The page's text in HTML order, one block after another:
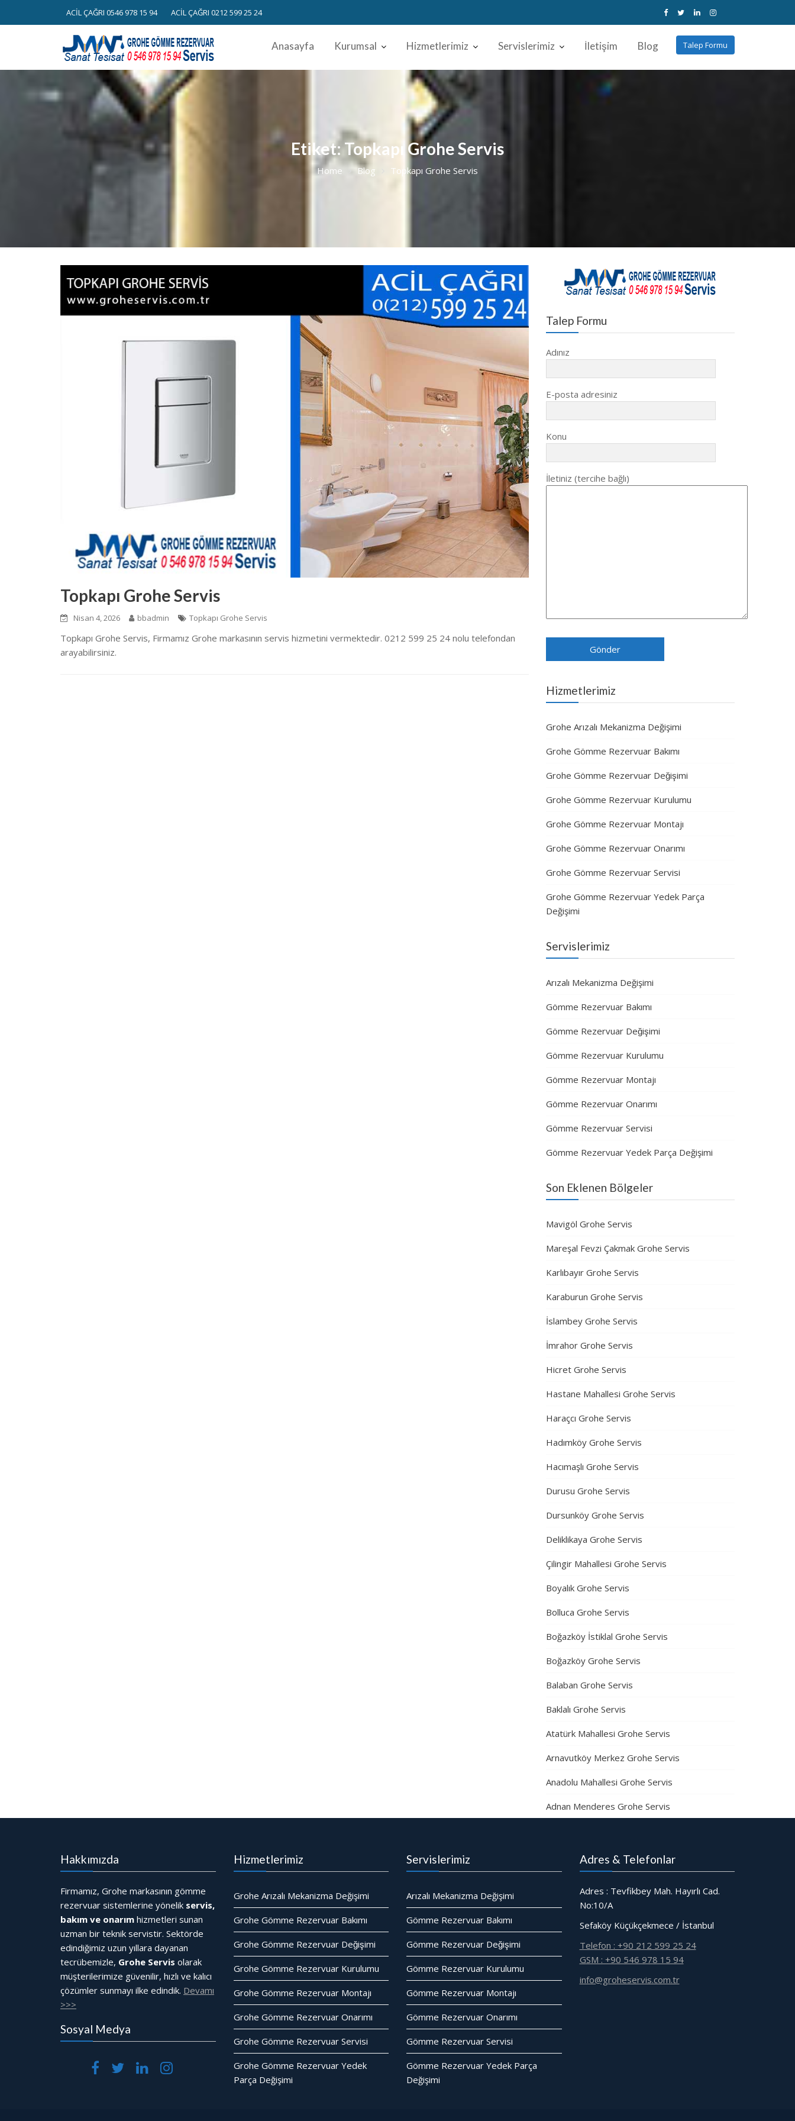
ACİL ÇAĞRI 0546 978 15 94 ACİL ÇAĞRI 0212 599 25 24
Talep Formu
Anasayfa Kurumsal Hizmetlerimiz Servislerimiz İletişim Blog
Etiket:Topkapı Grohe Servis
Home Blog Topkapı Grohe Servis
Topkapı Grohe Servis
Nisan 4, 2026 bbadmin Topkapı Grohe Servis
Topkapı Grohe Servis, Firmamız Grohe markasının servis hizmetini vermektedir. 0212 599 25 24 nolu telefondan
arayabilirsiniz.
Talep Formu
Adınız
E-posta adresiniz
Konu
İletiniz (tercihe bağlı)
Hizmetlerimiz
Grohe Arızalı Mekanizma Değişimi
Grohe Gömme Rezervuar Bakımı
Grohe Gömme Rezervuar Değişimi
Grohe Gömme Rezervuar Kurulumu
Grohe Gömme Rezervuar Montajı
Grohe Gömme Rezervuar Onarımı
Grohe Gömme Rezervuar Servisi
Grohe Gömme Rezervuar Yedek Parça
Değişimi
Servislerimiz
Arızalı Mekanizma Değişimi
Gömme Rezervuar Bakımı
Gömme Rezervuar Değişimi
Gömme Rezervuar Kurulumu
Gömme Rezervuar Montajı
Gömme Rezervuar Onarımı
Gömme Rezervuar Servisi
Gömme Rezervuar Yedek Parça Değişimi
Son Eklenen Bölgeler
Mavigöl Grohe Servis
Mareşal Fevzi Çakmak Grohe Servis
Karlıbayır Grohe Servis
Karaburun Grohe Servis
İslambey Grohe Servis
İmrahor Grohe Servis
Hicret Grohe Servis
Hastane Mahallesi Grohe Servis
Haraçcı Grohe Servis
Hadımköy Grohe Servis
Hacımaşlı Grohe Servis
Durusu Grohe Servis
Dursunköy Grohe Servis
Deliklikaya Grohe Servis
Çilingir Mahallesi Grohe Servis
Boyalık Grohe Servis
Bolluca Grohe Servis
Boğazköy İstiklal Grohe Servis
Boğazköy Grohe Servis
Balaban Grohe Servis
Baklalı Grohe Servis
Atatürk Mahallesi Grohe Servis
Arnavutköy Merkez Grohe Servis
Anadolu Mahallesi Grohe Servis
Adnan Menderes Grohe Servis
Hakkımızda
Firmamız, Grohe markasının gömme
rezervuar sistemlerine yönelik servis,
bakım ve onarım hizmetleri sunan
uzman bir teknik servistir. Sektörde
edindiğimiz uzun yıllara dayanan
tecrübemizle, Grohe Servis olarak
müşterilerimize güvenilir, hızlı ve kalıcı
çözümler sunmayı ilke edindik. Devamı
>>>
Sosyal Medya
Hizmetlerimiz
Grohe Arızalı Mekanizma Değişimi
Grohe Gömme Rezervuar Bakımı
Grohe Gömme Rezervuar Değişimi
Grohe Gömme Rezervuar Kurulumu
Grohe Gömme Rezervuar Montajı
Grohe Gömme Rezervuar Onarımı
Grohe Gömme Rezervuar Servisi
Grohe Gömme Rezervuar Yedek
Parça Değişimi
Servislerimiz
Arızalı Mekanizma Değişimi
Gömme Rezervuar Bakımı
Gömme Rezervuar Değişimi
Gömme Rezervuar Kurulumu
Gömme Rezervuar Montajı
Gömme Rezervuar Onarımı
Gömme Rezervuar Servisi
Gömme Rezervuar Yedek Parça
Değişimi
Adres & Telefonlar
Adres : Tevfikbey Mah. Hayırlı Cad.
No:10/A
Sefaköy Küçükçekmece / İstanbul
Telefon : +90 212 599 25 24
GSM : +90 546 978 15 94
info@groheservis.com.tr